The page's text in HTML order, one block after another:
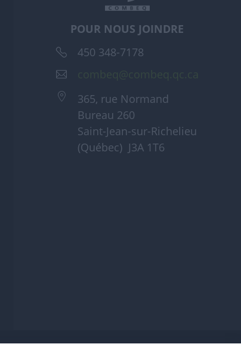
POUR NOUS JOINDRE
450 348-7178
365, rue Normand
Bureau 260
Saint-Jean-sur-Richelieu
(Québec) J3A 1T6